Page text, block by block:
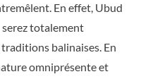
En effet, Ubud
serez totalement
balinaises. En
omniprésente et